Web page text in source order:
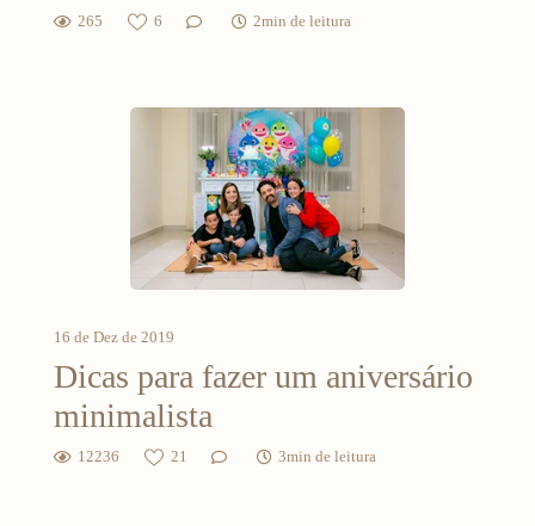
265 6 2min de leitura
16 de Dez de 2019
Dicas para fazer um aniversário
minimalista
12236 21 3min de leitura